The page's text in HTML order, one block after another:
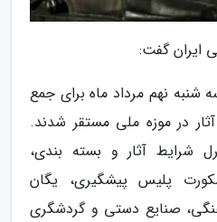
ایران گفت:
شنبه نهم مرداد ماه برای جمع
در موزه ملی مستقر شدند.
شرایط آثار و بسته بندی،
پلیس پیشگیری، یگان
صنایع دستی و گردشگری